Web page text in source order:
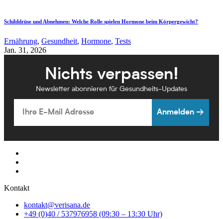
Schilddrüse und Abnehmen: Welche Rolle spielen Hormone beim Körpergewicht?
Ernährung, Gesundheit, Hormone, Tests
Jan. 31, 2026
Nichts verpassen!
Newsletter abonnieren für Gesundheits-Updates
Anmelden →
Kontakt
kontakt@verisana.de
+49 (0)40 / 537976958 (09:30 – 13:30 Uhr)